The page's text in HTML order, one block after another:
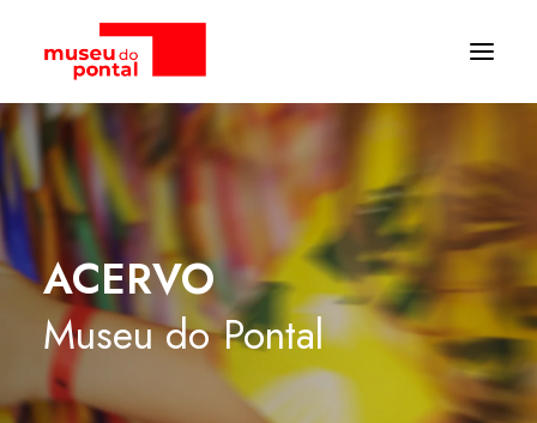
ACERVO
Museu do Pontal